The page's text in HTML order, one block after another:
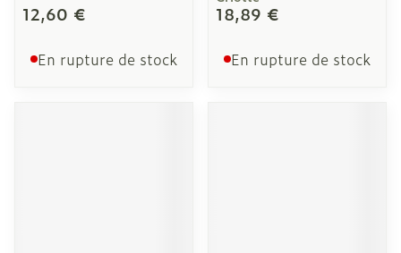
12,60 €
En rupture de stock
18,89 €
En rupture de stock